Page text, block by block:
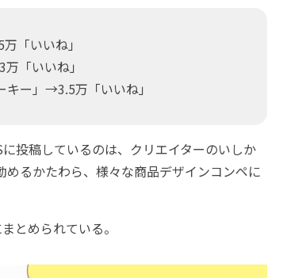
「いいね」
「いいね」
ー」→3.5万「いいね」
投稿しているのは、クリエイターのいしか
るかたわら、様々な商品デザインコンペに
とめられている。